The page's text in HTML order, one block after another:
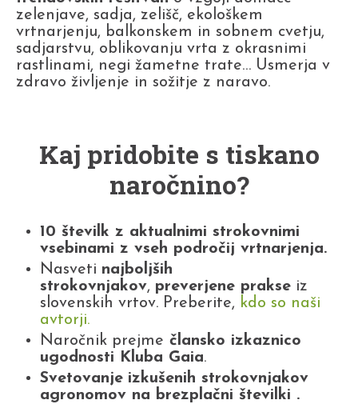
zelenjave, sadja, zelišč, ekološkem
vrtnarjenju, balkonskem in sobnem cvetju,
sadjarstvu, oblikovanju vrta z okrasnimi
rastlinami, negi žametne trate… Usmerja v
zdravo življenje in sožitje z naravo.
Kaj pridobite s tiskano
naročnino?
10 številk z aktualnimi strokovnimi
vsebinami z vseh področij vrtnarjenja.
Nasveti najboljših
strokovnjakov, preverjene prakse iz
slovenskih vrtov. Preberite, kdo so naši
avtorji.
Naročnik prejme člansko izkaznico
ugodnosti Kluba Gaia.
Svetovanje izkušenih strokovnjakov
agronomov na brezplačni številki .